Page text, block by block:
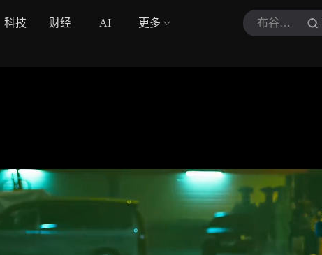
科技 财经 AI 更多 布谷说电影